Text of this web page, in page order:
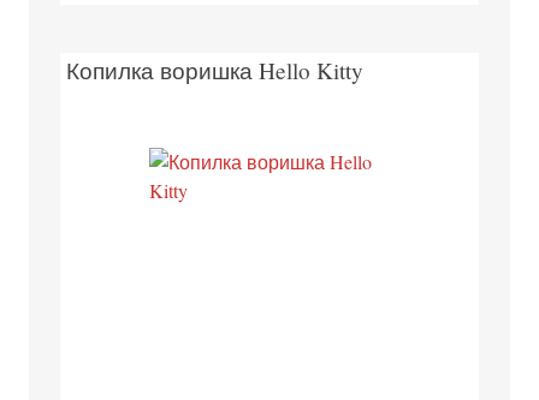
Копилка воришка Hello Kitty